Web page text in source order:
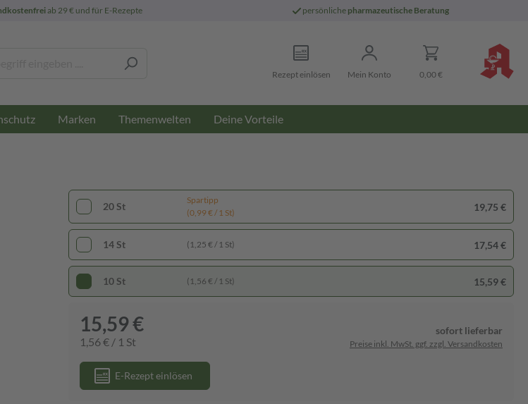
ab 29 € und für E-Rezepte persönliche pharmazeutische Beratung
Rezept einlösen Mein Konto 0,00 €
Marken Themenwelten Deine Vorteile
20 St
Spartipp
(0,99 € / 1 St)
19,75 €
14 St (1,25 € / 1 St) 17,54 €
10 St (1,56 € / 1 St) 15,59 €
15,59 €
1,56 € / 1 St
sofort lieferbar
Preise inkl. MwSt. ggf. zzgl. Versandkosten
E-Rezept einlösen